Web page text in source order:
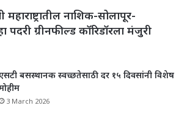
महाराष्ट्रातील नाशिक-सोलापूर-
ग्रीनफील्ड कॉरिडॉरला मंजुरी
बसस्थानक स्वच्छतेसाठी दर १५ दिवसांनी विशेष
3 March 2026